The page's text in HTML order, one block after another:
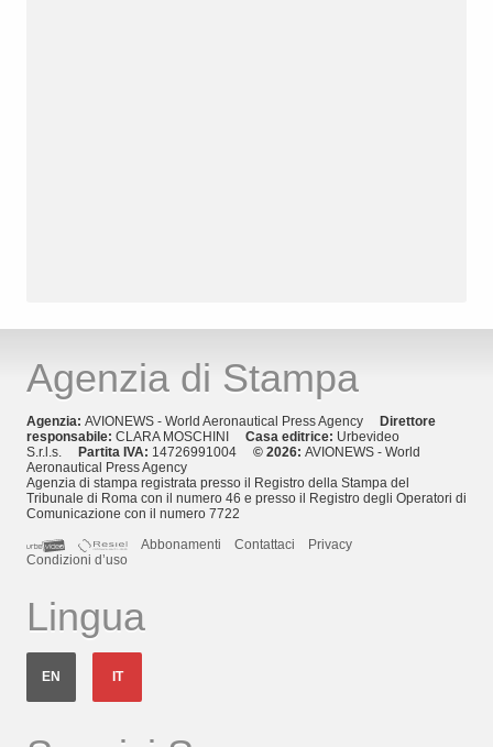
Agenzia di Stampa
Agenzia: AVIONEWS - World Aeronautical Press Agency Direttore
responsabile: CLARA MOSCHINI Casa editrice: Urbevideo
S.r.l.s. Partita IVA: 14726991004 © 2026: AVIONEWS - World
Aeronautical Press Agency
Agenzia di stampa registrata presso il Registro della Stampa del
Tribunale di Roma con il numero 46 e presso il Registro degli Operatori di
Comunicazione con il numero 7722
Abbonamenti
Contattaci
Privacy
Condizioni d’uso
Lingua
EN IT